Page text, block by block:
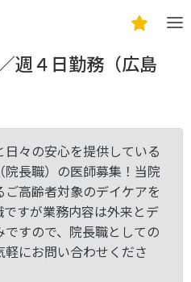
週４日勤務（広島
々の安心を提供している
長職）の医師募集！当院
高齢者対象のデイケアを
すが業務内容は外来とデ
すので、院長職としての
にお問い合わせくださ